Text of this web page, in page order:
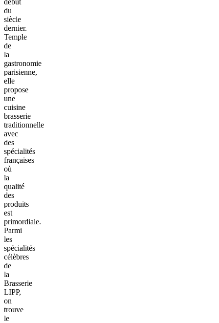
du
siècle
dernier.
Temple
de
la
gastronomie
parisienne,
elle
propose
une
cuisine
brasserie
traditionnelle
avec
des
spécialités
françaises
où
la
qualité
des
produits
est
primordiale.
Parmi
les
spécialités
célèbres
de
la
Brasserie
LIPP,
on
trouve
le